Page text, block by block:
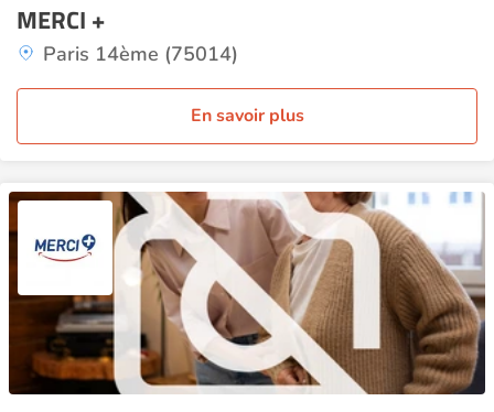
MERCI +
Paris 14ème (75014)
En savoir plus